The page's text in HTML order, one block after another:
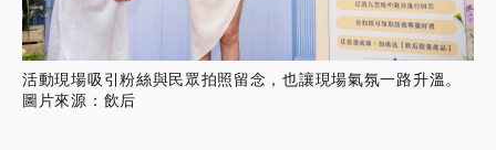
活動現場吸引粉絲與民眾拍照留念，也讓現場氣氛一路升溫。
圖片來源：飲后